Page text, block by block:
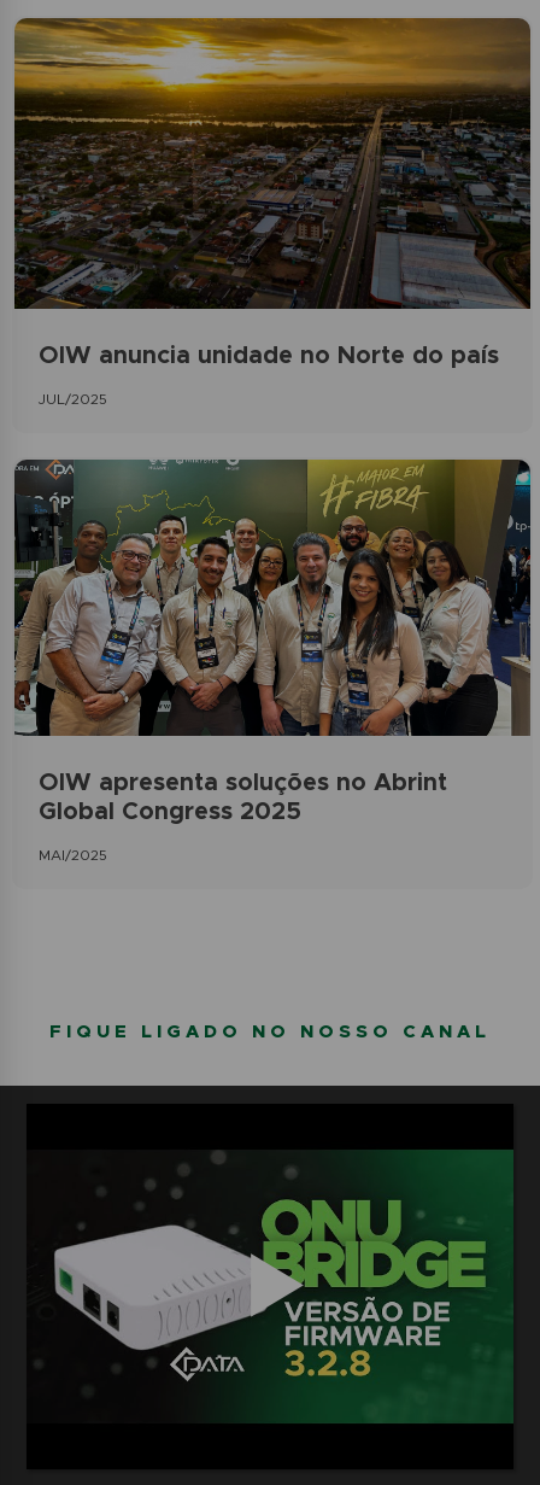
OIW anuncia unidade no Norte do país
JUL/2025
OIW apresenta soluções no Abrint
Global Congress 2025
MAI/2025
FIQUE LIGADO NO NOSSO CANAL